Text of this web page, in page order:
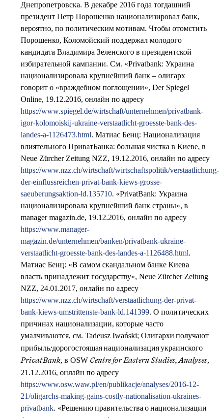
Днепропетровска. В декабре 2016 года тогдашний
президент Петр Порошенко национализировал банк,
вероятно, по политическим мотивам. Чтобы отомстить
Порошенко, Коломойский поддержал молодого
кандидата Владимира Зеленского в президентской
избирательной кампании. См. «Privatbank: Украина
национализировала крупнейший банк – олигарх
говорит о «враждебном поглощении», Der Spiegel
Online, 19.12.2016, онлайн по адресу
https://www.spiegel.de/wirtschaft/unternehmen/privatbank-
igor-kolomoiskij-ukraine-verstaatlicht-groesste-bank-des-
landes-a-1126473.html. Матиас Бенц: Национализация
влиятельного ПриватБанка: большая чистка в Киеве, в
Neue Zürcher Zeitung NZZ, 19.12.2016, онлайн по адресу
https://www.nzz.ch/wirtschaft/wirtschaftspolitik/verstaatlichung-
der-einflussreichen-privat-bank-kiews-grosse-
saeuberungsaktion-ld.135710. «PrivatBank: Украина
национализировала крупнейший банк страны», в
manager magazin.de, 19.12.2016, онлайн по адресу
https://www.manager-
magazin.de/unternehmen/banken/privatbank-ukraine-
verstaatlicht-groesste-bank-des-landes-a-1126488.html.
Матиас Бенц: «В самом скандальном банке Киева
власть принадлежит государству», Neue Zürcher Zeitung
NZZ, 24.01.2017, онлайн по адресу
https://www.nzz.ch/wirtschaft/verstaatlichung-der-privat-
bank-kiews-umstrittenste-bank-ld.141399. О политических
причинах национализации, которые часто
умалчиваются, см. Tadeusz Iwański;Олигархи получают
прибыль:дорогостоящая национализация украинского
PrivatBank, в OSW Centre for Eastern Studies, Analyses,
21.12.2016, онлайн по адресу
https://www.osw.waw.pl/en/publikacje/analyses/2016-12-
21/oligarchs-making-gains-costly-nationalisation-ukraines-
privatbank. «Решению правительства о национализации